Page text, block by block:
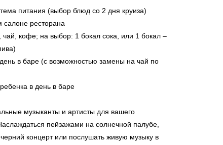
питания (выбор блюд со 2 дня круиза)
салоне ресторана
кофе; на выбор: 1 бокал сока, или 1 бокал –
в баре (с возможностью замены на чай по
в день в баре
музыканты и артисты для вашего
пейзажами на солнечной палубе,
концерт или послушать живую музыку в